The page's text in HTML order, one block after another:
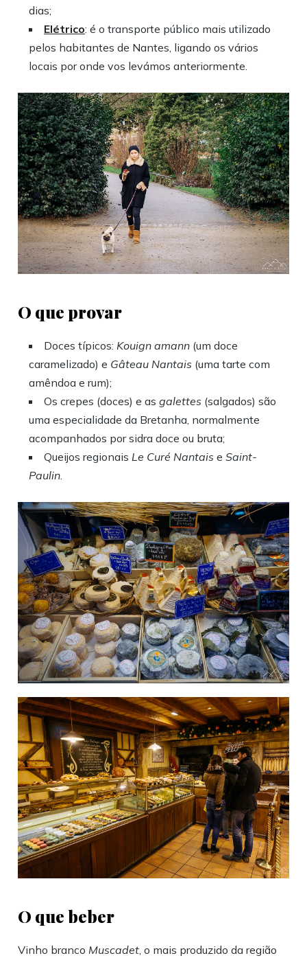
dias;
Elétrico: é o transporte público mais utilizado
pelos habitantes de Nantes, ligando os vários
locais por onde vos levámos anteriormente.
O que provar
Doces típicos:Kouign amann (um doce
caramelizado) e Gâteau Nantais (uma tarte com
amêndoa e rum);
Os crepes (doces) e asgalettes (salgados) são
uma especialidade da Bretanha, normalmente
acompanhados por sidra doce ou bruta;
Queijos regionaisLe Curé Nantais eSaint-
Paulin.
O que beber
Vinho brancoMuscadet, o mais produzido da região